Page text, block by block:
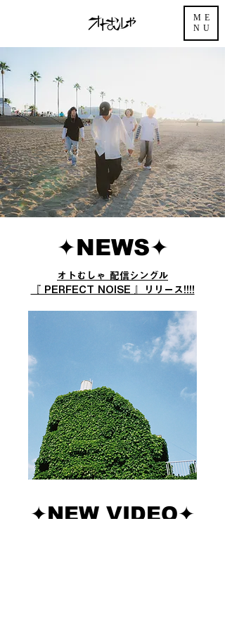
ME
NU
✦︎NEWS✦︎
オトむしゃ 配信シングル
『 PERFECT NOISE 』リリース!!!!
✦︎NEW VIDEO✦︎